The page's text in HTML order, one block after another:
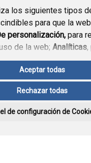
los siguientes tipos
para que la
personalización, para
de la web; Analíticas,
la web y sus servicios.
el botón“Aceptar
acepta su uso. Si pulsa
guardarán las cookies
Aceptar todas
Rechazar todas
de configuración de